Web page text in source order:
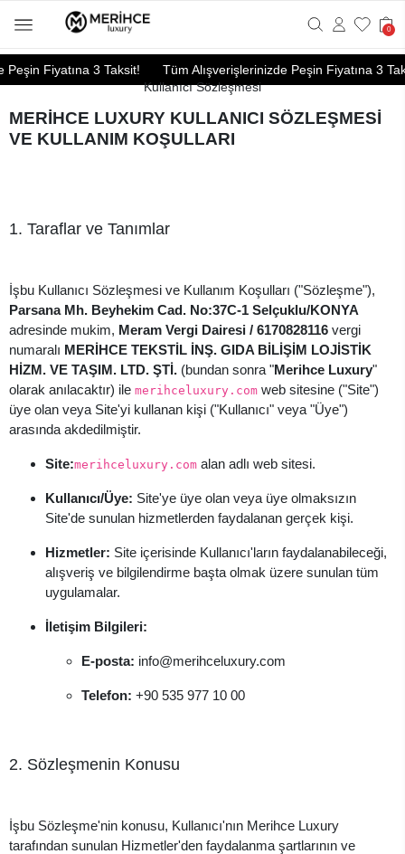
Fiyatına 3 Taksit! Tüm Alışverişlerinizde Peşin Fiyatına 3
0
Kullanıcı Sözleşmesi
MERİHCE LUXURY KULLANICI SÖZLEŞMESİ
VE KULLANIM KOŞULLARI
1. Taraflar ve Tanımlar
İşbu Kullanıcı Sözleşmesi ve Kullanım Koşulları ("Sözleşme"),
Parsana Mh. Beyhekim Cad. No:37C-1 Selçuklu/KONYA
adresinde mukim, Meram Vergi Dairesi / 6170828116 vergi
numaralı MERİHCE TEKSTİL İNŞ. GIDA BİLİŞİM LOJİSTİK
HİZM. VE TAŞIM. LTD. ŞTİ. (bundan sonra "Merihce Luxury"
olarak anılacaktır) ile merihceluxury.com web sitesine ("Site")
üye olan veya Site'yi kullanan kişi ("Kullanıcı" veya "Üye")
arasında akdedilmiştir.
Site:merihceluxury.com alan adlı web sitesi.
Kullanıcı/Üye: Site'ye üye olan veya üye olmaksızın
Site'de sunulan hizmetlerden faydalanan gerçek kişi.
Hizmetler: Site içerisinde Kullanıcı'ların faydalanabileceği,
alışveriş ve bilgilendirme başta olmak üzere sunulan tüm
uygulamalar.
İletişim Bilgileri:
E-posta: info@merihceluxury.com
Telefon: +90 535 977 10 00
2. Sözleşmenin Konusu
İşbu Sözleşme'nin konusu, Kullanıcı'nın Merihce Luxury
tarafından sunulan Hizmetler'den faydalanma şartlarının ve